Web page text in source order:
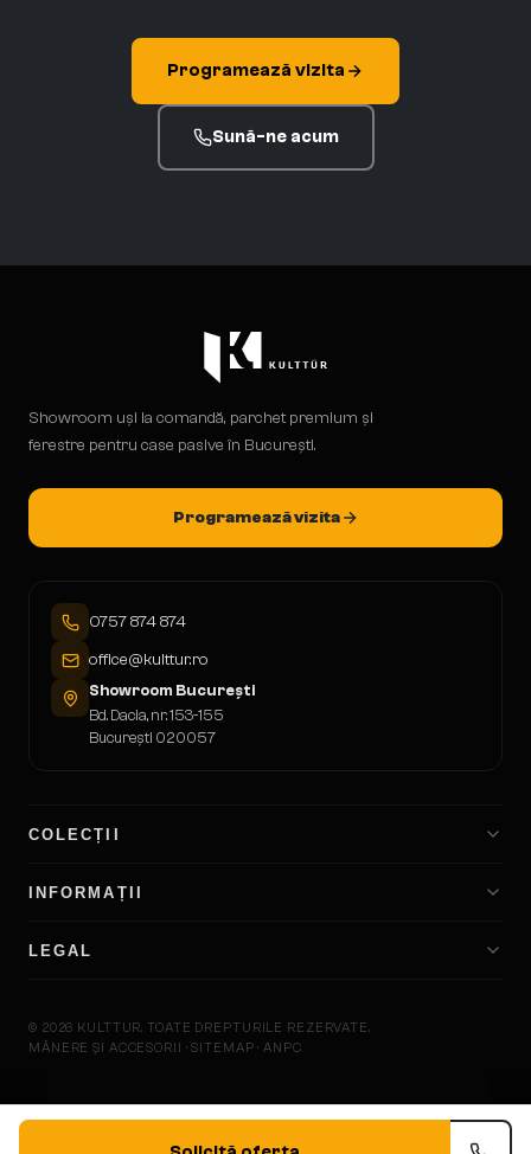
Programează vizita
Sună-ne acum
Showroom uși la comandă, parchet premium și
ferestre pentru case pasive în București.
Programează vizita
0757 874 874
office@kulttur.ro
Showroom București
Bd. Dacia, nr. 153-155
București 020057
COLECȚII
INFORMAȚII
LEGAL
© 2026 KULTTUR. TOATE DREPTURILE REZERVATE.
MÂNERE ȘI ACCESORII · SITEMAP · ANPC